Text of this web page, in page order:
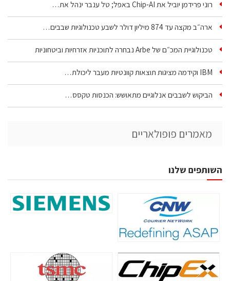
רוני פרידמן יוביל את Chip‑AI באפל; טל ענבר ינהל את…
ארה״ב מקצה עד 874 מיליון דולר לשבע טכנולוגיות שבבים…
טכנולוגיית המכ״ם של Arbe נבחרה לתוכניות אזרחיות וביטחוניות
IBM וקידמה מציגות תוצאות קוונטיות מעבר ליכולת…
הביקוש לשבבים אנלוגיים מתאושש: הכנסות טקסס…
מאמרים פופולאריים
השותפים שלנו